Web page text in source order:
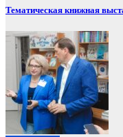
Тематическая книжная